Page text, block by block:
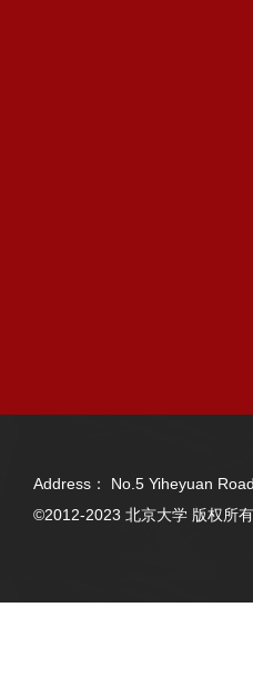
Address： No.5 Yiheyuan
©2012-2023 北京大学 版权所有